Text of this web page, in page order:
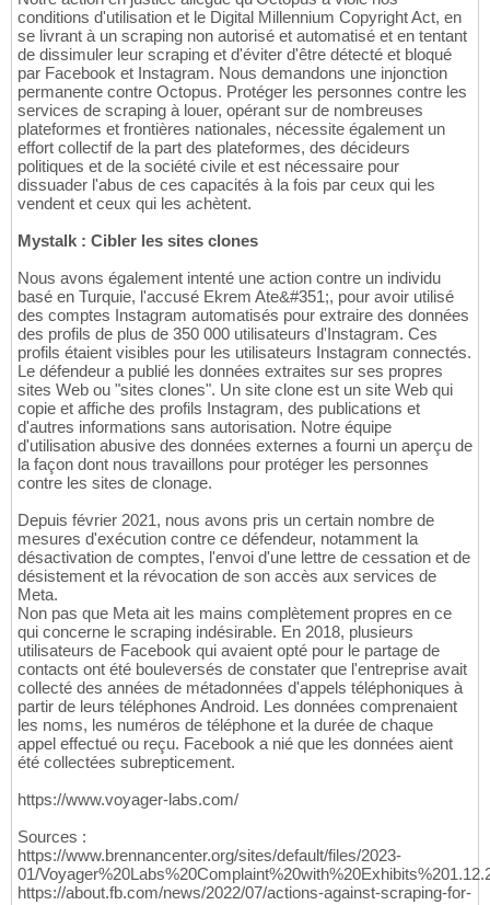
conditions d'utilisation et le Digital Millennium Copyright Act, en
se livrant à un scraping non autorisé et automatisé et en tentant
de dissimuler leur scraping et d'éviter d'être détecté et bloqué
par Facebook et Instagram. Nous demandons une injonction
permanente contre Octopus. Protéger les personnes contre les
services de scraping à louer, opérant sur de nombreuses
plateformes et frontières nationales, nécessite également un
effort collectif de la part des plateformes, des décideurs
politiques et de la société civile et est nécessaire pour
dissuader l'abus de ces capacités à la fois par ceux qui les
vendent et ceux qui les achètent.
Mystalk : Cibler les sites clones
Nous avons également intenté une action contre un individu
basé en Turquie, l'accusé Ekrem Ate&#351;, pour avoir utilisé
des comptes Instagram automatisés pour extraire des données
des profils de plus de 350 000 utilisateurs d'Instagram. Ces
profils étaient visibles pour les utilisateurs Instagram connectés.
Le défendeur a publié les données extraites sur ses propres
sites Web ou "sites clones". Un site clone est un site Web qui
copie et affiche des profils Instagram, des publications et
d'autres informations sans autorisation. Notre équipe
d'utilisation abusive des données externes a fourni un aperçu de
la façon dont nous travaillons pour protéger les personnes
contre les sites de clonage.
Depuis février 2021, nous avons pris un certain nombre de
mesures d'exécution contre ce défendeur, notamment la
désactivation de comptes, l'envoi d'une lettre de cessation et de
désistement et la révocation de son accès aux services de
Meta.
Non pas que Meta ait les mains complètement propres en ce
qui concerne le scraping indésirable. En 2018, plusieurs
utilisateurs de Facebook qui avaient opté pour le partage de
contacts ont été bouleversés de constater que l'entreprise avait
collecté des années de métadonnées d'appels téléphoniques à
partir de leurs téléphones Android. Les données comprenaient
les noms, les numéros de téléphone et la durée de chaque
appel effectué ou reçu. Facebook a nié que les données aient
été collectées subrepticement.
https://www.voyager-labs.com/
Sources :
https://www.brennancenter.org/sites/default/files/2023-
01/
https://about.fb.com/news/2022/07/actions-against-scraping-for-